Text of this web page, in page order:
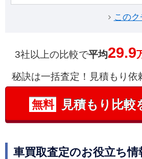
この
3社以上の比較で平均29.9
秘訣は一括査定！見積もり依
無料 見積もり比較
車買取査定のお役立ち情